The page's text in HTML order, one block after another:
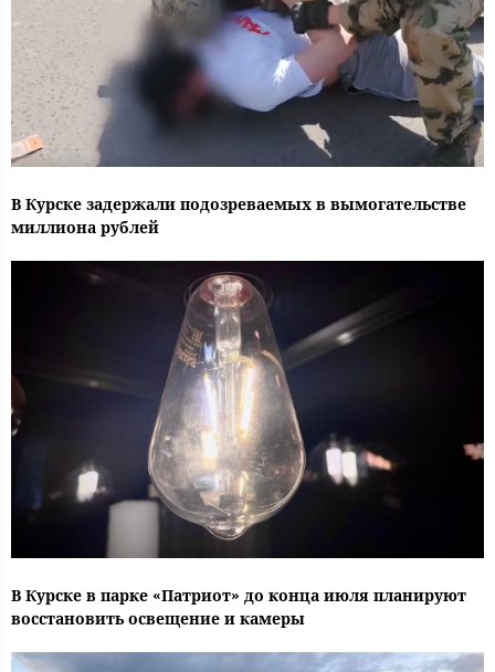
В Курске задержали подозреваемых в вымогательстве
миллиона рублей
В Курске в парке «Патриот» до конца июля планируют
восстановить освещение и камеры